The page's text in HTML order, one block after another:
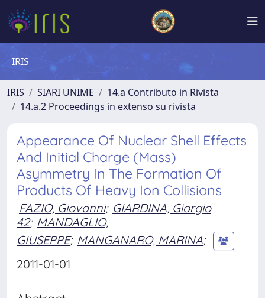
IRIS
IRIS SIARI UNIME
14.a Contributo in Rivista
14.a.2 Proceedings in extenso su rivista
Appearance Of Nuclear Shell Effects
And Initial Charge (Mass)
Asymmetry In The Formation Of
Products Of Heavy Ion Collisions
FAZIO, Giovanni; GIARDINA, Giorgio
42; MANDAGLIO,
GIUSEPPE; MANGANARO, MARINA;
2011-01-01